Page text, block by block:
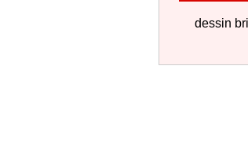
dessin